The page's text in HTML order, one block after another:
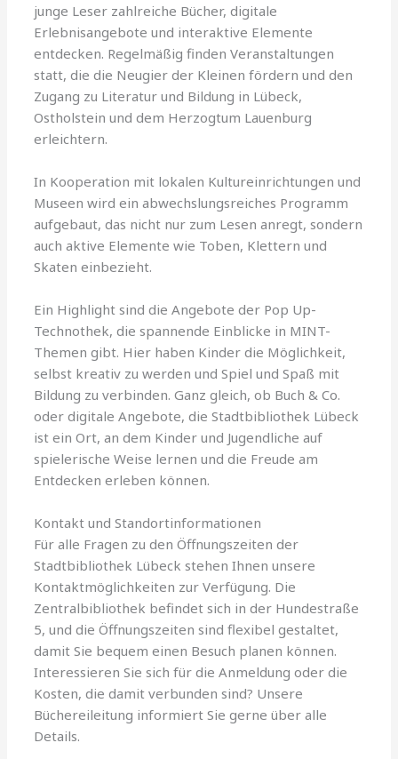
junge Leser zahlreiche Bücher, digitale
Erlebnisangebote und interaktive Elemente
entdecken. Regelmäßig finden Veranstaltungen
statt, die die Neugier der Kleinen fördern und den
Zugang zu Literatur und Bildung in Lübeck,
Ostholstein und dem Herzogtum Lauenburg
erleichtern.
In Kooperation mit lokalen Kultureinrichtungen und
Museen wird ein abwechslungsreiches Programm
aufgebaut, das nicht nur zum Lesen anregt, sondern
auch aktive Elemente wie Toben, Klettern und
Skaten einbezieht.
Ein Highlight sind die Angebote der Pop Up-
Technothek, die spannende Einblicke in MINT-
Themen gibt. Hier haben Kinder die Möglichkeit,
selbst kreativ zu werden und Spiel und Spaß mit
Bildung zu verbinden. Ganz gleich, ob Buch & Co.
oder digitale Angebote, die Stadtbibliothek Lübeck
ist ein Ort, an dem Kinder und Jugendliche auf
spielerische Weise lernen und die Freude am
Entdecken erleben können.
Kontakt und Standortinformationen
Für alle Fragen zu den Öffnungszeiten der
Stadtbibliothek Lübeck stehen Ihnen unsere
Kontaktmöglichkeiten zur Verfügung. Die
Zentralbibliothek befindet sich in der Hundestraße
5, und die Öffnungszeiten sind flexibel gestaltet,
damit Sie bequem einen Besuch planen können.
Interessieren Sie sich für die Anmeldung oder die
Kosten, die damit verbunden sind? Unsere
Büchereileitung informiert Sie gerne über alle
Details.